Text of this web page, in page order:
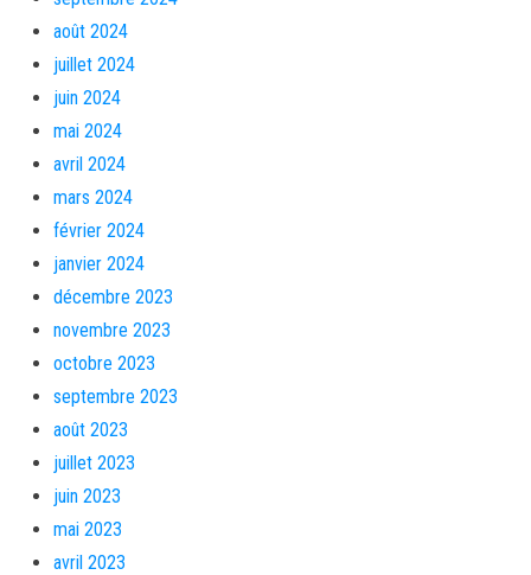
août 2024
juillet 2024
juin 2024
mai 2024
avril 2024
mars 2024
février 2024
janvier 2024
décembre 2023
novembre 2023
octobre 2023
septembre 2023
août 2023
juillet 2023
juin 2023
mai 2023
avril 2023